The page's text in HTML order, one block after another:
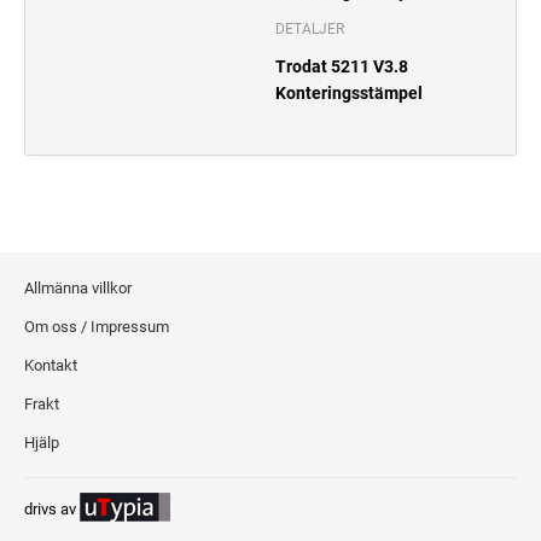
DETALJER
Trodat 5211 V3.8
Konteringsstämpel
Allmänna villkor
Om oss / Impressum
Kontakt
Frakt
Hjälp
drivs av